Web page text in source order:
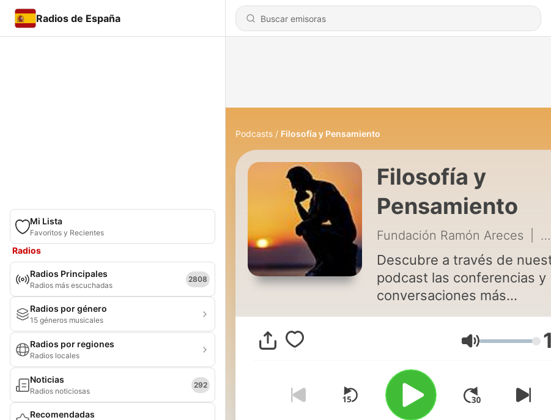
Radios de España
Mi Lista
Favoritos y Recientes
Radios
Radios Principales
Radios más escuchadas
2808
Radios por género
15 géneros musicales
Radios por regiones
Radios locales
Noticias
Radios noticiosas
292
Recomendadas
Podcasts Filosofía y Pensamiento
Filosofía y
Pensamiento
Fundación Ramón Areces
Descubre a través de
podcast las conferencias y
conversaciones más
interesantes en las que
personalidades nacionales e
internacionales del mundo
la filosofía reflexionan sobre
los temas que preocupan a
sociedad actual.
Volumen 1